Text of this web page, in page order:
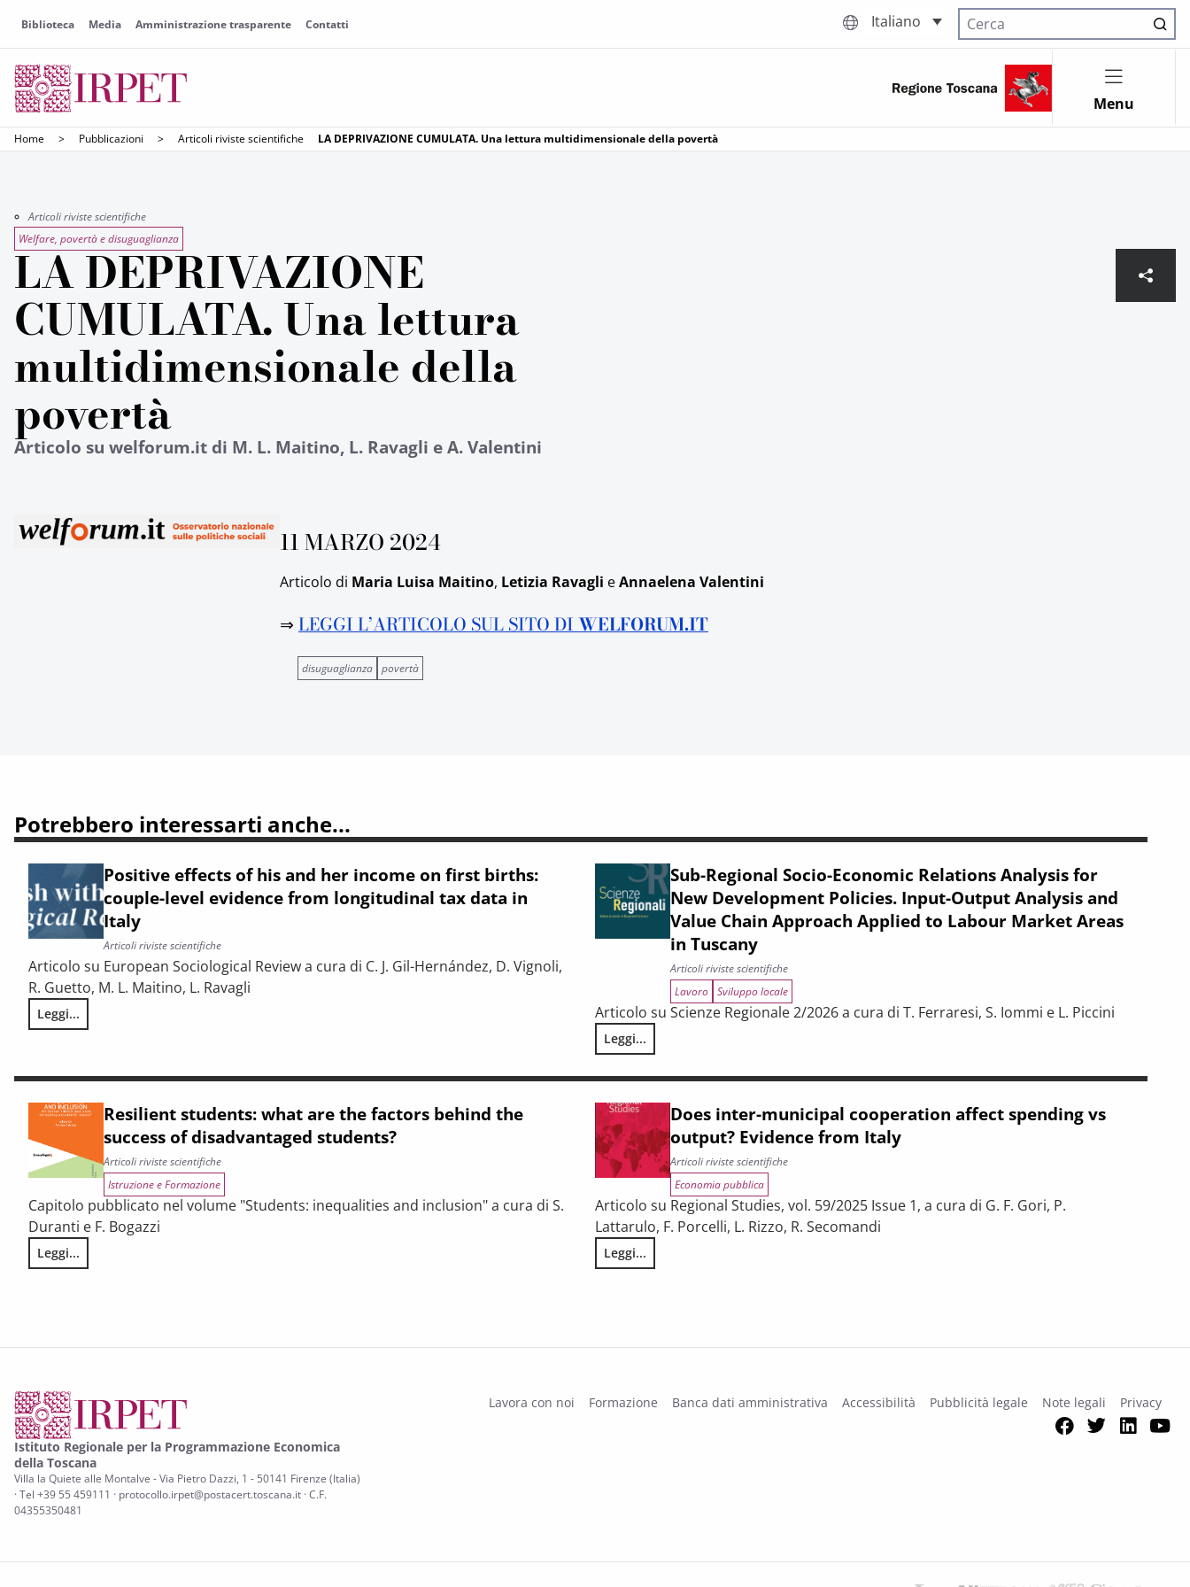
Biblioteca Media Amministrazione trasparente Contatti Italiano
Cerca nel sito
Menu
Home > Pubblicazioni > Articoli riviste scientifiche LA DEPRIVAZIONE CUMULATA. Una lettura multidimensionale della povertà
Articoli riviste scientifiche
Welfare, povertà e disuguaglianza
LA DEPRIVAZIONE
CUMULATA. Una lettura
multidimensionale della
povertà
Articolo su welforum.it di M. L. Maitino, L. Ravagli e A. Valentini
11 MARZO 2024
Articolo di Maria Luisa Maitino, Letizia Ravagli eAnnaelena Valentini
⇒ LEGGI L’ARTICOLO SUL SITO DIWELFORUM.IT
disuguaglianza povertà
Potrebbero interessarti anche...
Positive effects of his and her income on first births:
couple-level evidence from longitudinal tax data in
Italy
Articoli riviste scientifiche
Articolo su European Sociological Review a cura di C. J. Gil-Hernández, D. Vignoli,
R. Guetto, M. L. Maitino, L. Ravagli
Leggi...
Positive effects of his and her income on first births: couple-level evidence from longitudinal tax data in Italy
Sub-Regional Socio-Economic Relations Analysis for
New Development Policies. Input-Output Analysis and
Value Chain Approach Applied to Labour Market Areas
in Tuscany
Articoli riviste scientifiche
Lavoro Sviluppo locale
Articolo su Scienze Regionale 2/2026 a cura di T. Ferraresi, S. Iommi e L. Piccini
Leggi...
Sub-Regional Socio-Economic Relations Analysis for New Development Policies. Input-Output
Resilient students: what are the factors behind the
success of disadvantaged students?
Articoli riviste scientifiche
Istruzione e Formazione
Capitolo pubblicato nel volume "Students: inequalities and inclusion" a cura di S.
Duranti e F. Bogazzi
Leggi...
Resilient students: what are the factors behind the success of disadvantaged students?
Does inter-municipal cooperation affect spending vs
output? Evidence from Italy
Articoli riviste scientifiche
Economia pubblica
Articolo su Regional Studies, vol. 59/2025 Issue 1, a cura di G. F. Gori, P.
Lattarulo, F. Porcelli, L. Rizzo, R. Secomandi
Leggi...
Does inter-municipal cooperation affect spending vs output? Evidence from Italy
Istituto Regionale per la Programmazione Economica
della Toscana
Villa la Quiete alle Montalve - Via Pietro Dazzi, 1 - 50141 Firenze (Italia)
· Tel +39 55 459111 · protocollo.irpet@postacert.toscana.it · C.F.
04355350481
Lavora con noi Formazione Banca dati amministrativa Accessibilità Pubblicità legale Note legali Privacy
Facebook
Twitter